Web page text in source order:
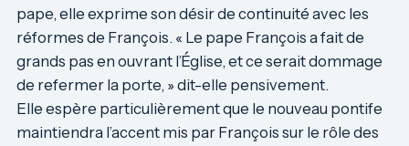
pape, elle exprime son désir de continuité avec les
réformes de François. « Le pape François a fait de
grands pas en ouvrant l’Église, et ce serait dommage
de refermer la porte, » dit-elle pensivement.
Elle espère particulièrement que le nouveau pontife
maintiendra l’accent mis par François sur le rôle des